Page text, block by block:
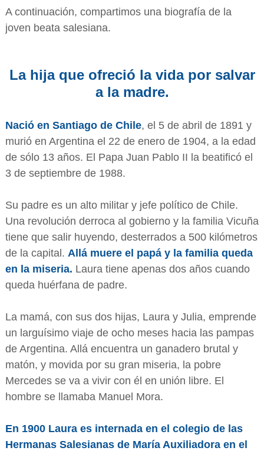
A continuación, compartimos una biografía de la
joven beata salesiana.
La hija que ofreció la vida por salvar
a la madre.
Nació en Santiago de Chile, el 5 de abril de 1891 y
murió en Argentina el 22 de enero de 1904, a la edad
de sólo 13 años. El Papa Juan Pablo II la beatificó el
3 de septiembre de 1988.
Su padre es un alto militar y jefe político de Chile.
Una revolución derroca al gobierno y la familia Vicuña
tiene que salir huyendo, desterrados a 500 kilómetros
de la capital. Allá muere el papá y la familia queda
en la miseria. Laura tiene apenas dos años cuando
queda huérfana de padre.
La mamá, con sus dos hijas, Laura y Julia, emprende
un larguísimo viaje de ocho meses hacia las pampas
de Argentina. Allá encuentra un ganadero brutal y
matón, y movida por su gran miseria, la pobre
Mercedes se va a vivir con él en unión libre. El
hombre se llamaba Manuel Mora.
En 1900 Laura es internada en el colegio de las
Hermanas Salesianas de María Auxiliadora en el